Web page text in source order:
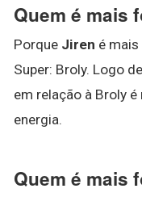
Quem é mais
Porque Jiren é
Super: Broly. Logo
em relação à Broly
energia.
Quem é mais